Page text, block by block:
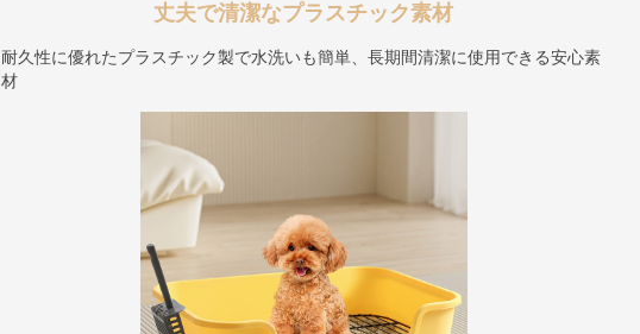
丈夫で清潔なプラスチック素材
耐久性に優れたプラスチック製で水洗いも簡単、長期間清潔に使用できる安心素
材